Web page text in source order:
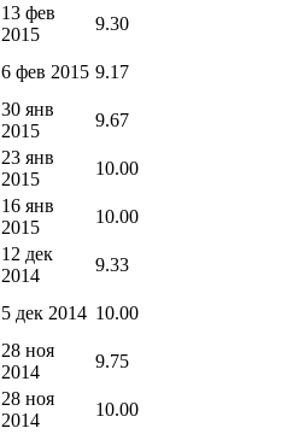
13 фев
2015
9.30
6 фев 2015 9.17
30 янв
2015
9.67
23 янв
2015
10.00
16 янв
2015
10.00
12 дек
2014
9.33
5 дек 2014 10.00
28 ноя
2014
9.75
28 ноя
2014
10.00